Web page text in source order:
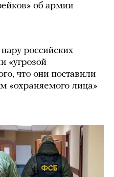
об армии
российских
«угрозой
что они поставили
«охраняемого лица»